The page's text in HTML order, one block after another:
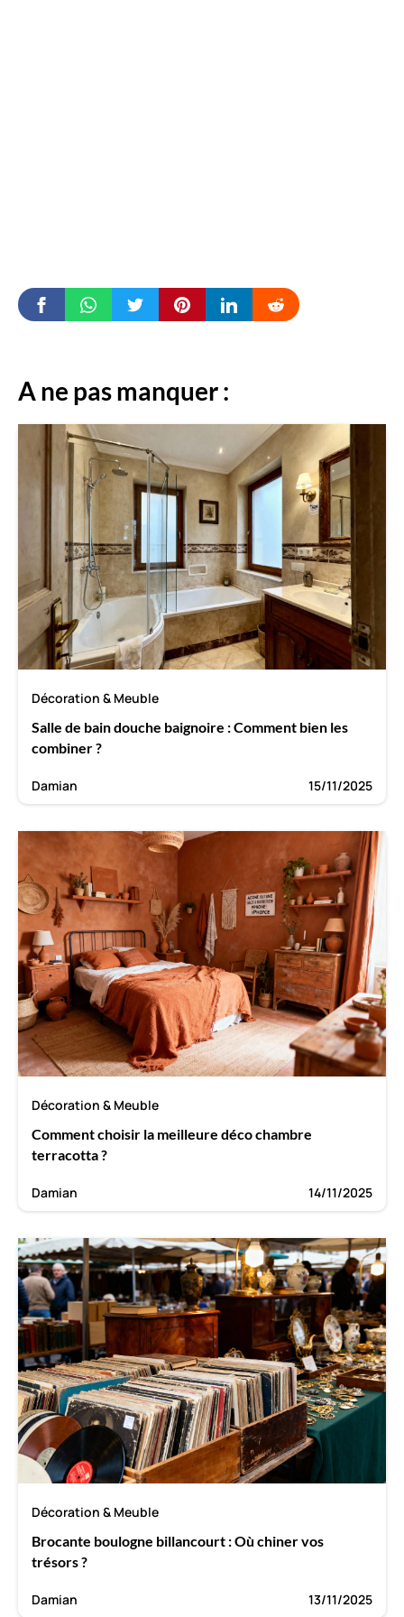
A ne pas manquer :
Décoration & Meuble
Salle de bain douche baignoire : Comment bien les
combiner ?
Damian 15/11/2025
Décoration & Meuble
Comment choisir la meilleure déco chambre
terracotta ?
Damian 14/11/2025
Décoration & Meuble
Brocante boulogne billancourt : Où chiner vos
trésors ?
Damian 13/11/2025